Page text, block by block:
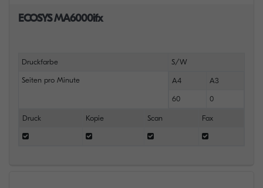
ECOSYS MA6000ifx
Druckfarbe S/W
Seiten pro Minute A4 A3
60 0
Druck Kopie Scan Fax